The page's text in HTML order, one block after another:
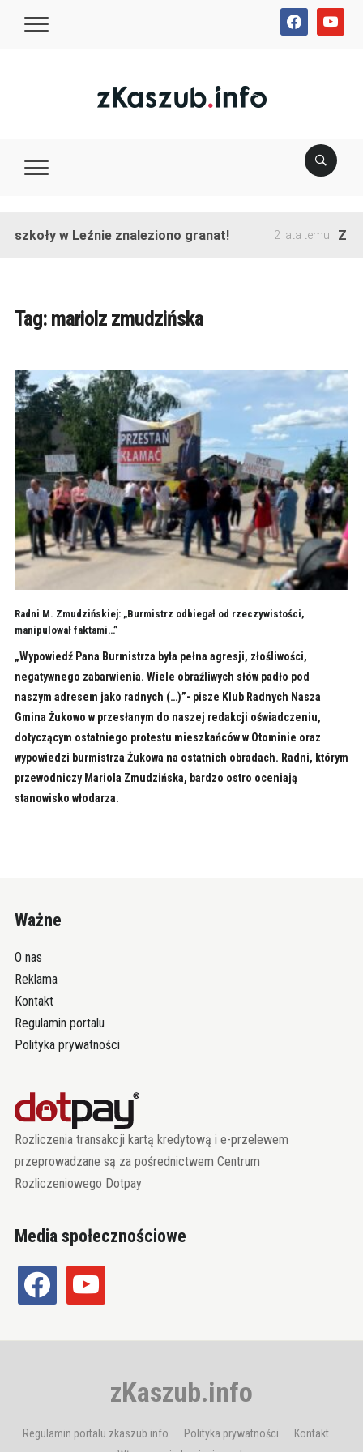
facebookyoutube
szkoły w Leźnie znaleziono granat! 2 lata temu
Tag: mariolz zmudzińska
Radni M. Zmudzińskiej: „Burmistrz odbiegał od rzeczywistości,
manipulował faktami…”
„Wypowiedź Pana Burmistrza była pełna agresji, złośliwości,
negatywnego zabarwienia. Wiele obraźliwych słów padło pod
naszym adresem jako radnych (…)”- pisze Klub Radnych Nasza
Gmina Żukowo w przesłanym do naszej redakcji oświadczeniu,
dotyczącym ostatniego protestu mieszkańców w Otominie oraz
wypowiedzi burmistrza Żukowa na ostatnich obradach. Radni, którym
przewodniczy Mariola Zmudzińska, bardzo ostro oceniają
stanowisko włodarza.
Ważne
O nas
Reklama
Kontakt
Regulamin portalu
Polityka prywatności
Rozliczenia transakcji kartą kredytową i e-przelewem
przeprowadzane są za pośrednictwem Centrum
Rozliczeniowego Dotpay
Media społecznościowe
facebook youtube
zKaszub.info
Regulamin portalu zkaszub.info Polityka prywatności
Kontakt